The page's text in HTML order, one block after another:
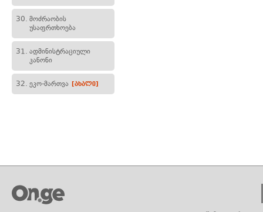
30. მოძრაობის
უსაფრთხოება
31. ადმინისტრაციული
კანონი
32. ეკო-მართვა [ახალი]